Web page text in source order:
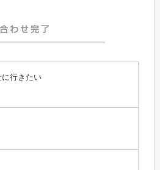
行きたい